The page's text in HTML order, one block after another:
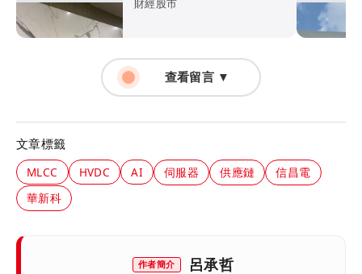
財經股市
查看留言 ▼
文章標籤
MLCC HVDC AI 伺服器 供應鏈
信昌電
華新科
作者簡介 呂承哲